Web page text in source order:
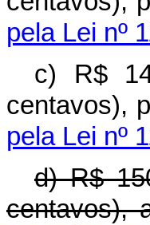
pela Lei nº
c) R$
pela Lei nº
d) R$